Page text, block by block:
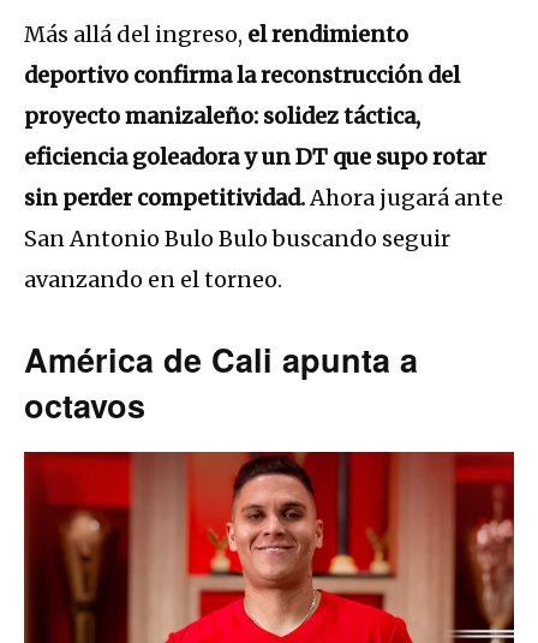
Más allá del ingreso, el rendimiento
deportivo confirma la reconstrucción del
proyecto manizaleño: solidez táctica,
eficiencia goleadora y un DT que supo rotar
sin perder competitividad.Ahora jugará ante
San Antonio Bulo Bulo buscando seguir
avanzando en el torneo.
América de Cali apunta a
octavos